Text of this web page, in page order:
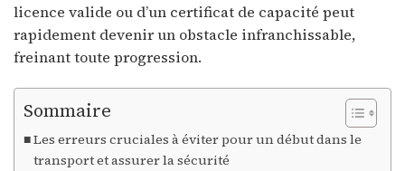
licence valide ou d’un certificat de capacité peut
rapidement devenir un obstacle infranchissable,
freinant toute progression.
Sommaire
Les erreurs cruciales à éviter pour un début dans le
transport et assurer la sécurité